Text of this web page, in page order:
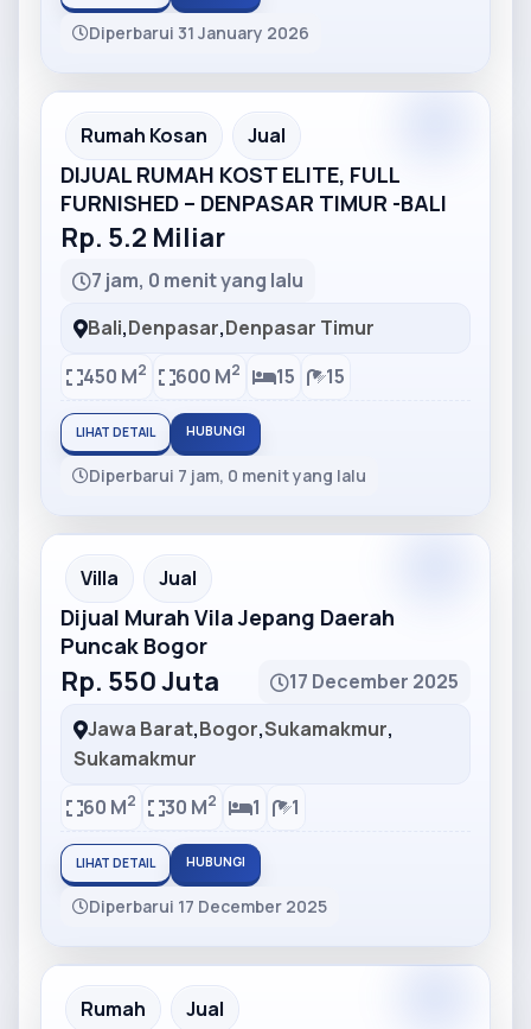
Diperbarui 31 January 2026
Partner Ad
Rumah Kosan Jual
DIJUAL RUMAH KOST ELITE, FULL
FURNISHED – DENPASAR TIMUR -BALI
Rp. 5.2 Miliar
7 jam, 0 menit yang lalu
Bali,Denpasar,Denpasar Timur
450 M2 600 M2 15 15
LIHAT DETAIL HUBUNGI
Diperbarui 7 jam, 0 menit yang lalu
Partner Ad
Villa Jual
Dijual Murah Vila Jepang Daerah
Puncak Bogor
Rp. 550 Juta
17 December 2025
Jawa Barat,Bogor,Sukamakmur,
Sukamakmur
60 M2 30 M2 1 1
LIHAT DETAIL HUBUNGI
Diperbarui 17 December 2025
Partner Ad
Rumah Jual